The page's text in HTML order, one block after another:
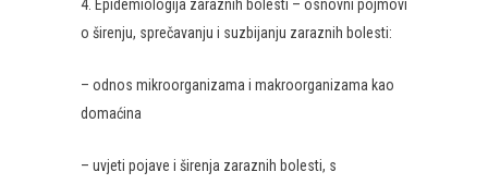
4. Epidemiologija zaraznih bolesti – osnovni pojmovi
o širenju, sprečavanju i suzbijanju zaraznih bolesti:
– odnos mikroorganizama i makroorganizama kao
domaćina
– uvjeti pojave i širenja zaraznih bolesti, s